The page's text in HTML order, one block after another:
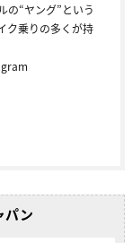
の“ヤング”という
ク乗りの多くが持
パン